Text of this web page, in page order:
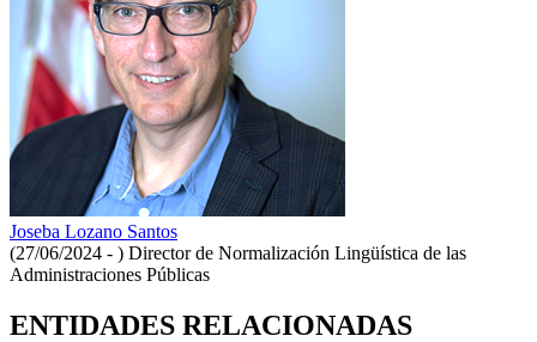
Joseba Lozano Santos
(27/06/2024 - ) Director de Normalización Lingüística de las
Administraciones Públicas
ENTIDADES RELACIONADAS